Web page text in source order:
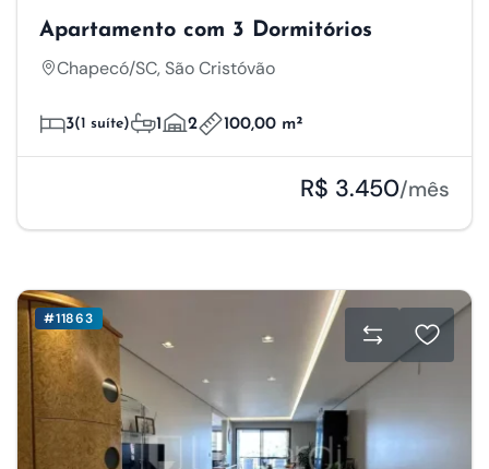
Apartamento com 3 Dormitórios
Chapecó/SC, São Cristóvão
3(1 suíte) 1 2 100,00 m²
R$ 3.450/mês
#11863